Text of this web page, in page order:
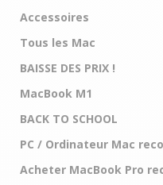
Accessoires
Tous les Mac
BAISSE DES PRIX !
MacBook M1
BACK TO SCHOOL
PC / Ordinateur Mac
Acheter MacBook Pro